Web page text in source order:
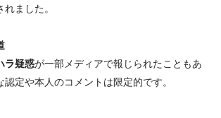
れました。
ラ疑惑が一部メディアで報じられたこともあ
認定や本人のコメントは限定的です。